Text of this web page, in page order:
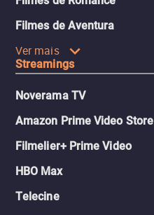
Filmes de Aventura
Ver mais
Streamings
Noverama TV
Amazon Prime Video Store
Filmelier+ Prime Video
HBO Max
Telecine